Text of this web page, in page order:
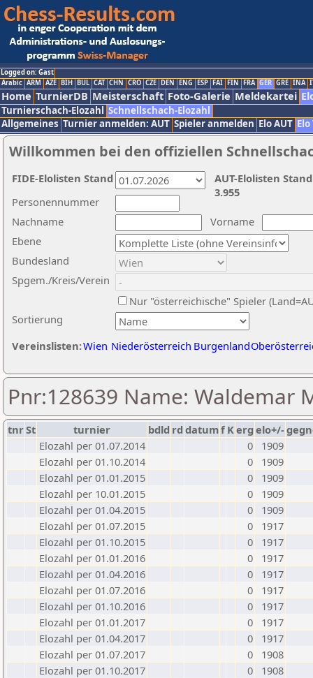
Logged on: Gast
Arabic ARM AZE BIH BUL CAT CHN CRO CZE DEN ENG ESP FAI FIN FRA GER GRE INA
Home TurnierDB Meisterschaft Foto-Galerie Meldekartei
Turnierschach-Elozahl Schnellschach-Elozahl
Allgemeines Turnier anmelden: AUT Spieler anmelden Elo AUT
Willkommen bei den offiziellen
Nachname
Vorname
Ebene
Sortierung
Personennummer
Bundesland
Spgem./Kreis/Verein
Nur "österreichische" Spieler
Vereinslisten:Wien Niederösterreich Burgenland
AUT-Elolisten
3.955
FIDE-Elolisten Stand
Pnr:128639 Name: Waldemar
tnrSt turnier bdld rd datumf Kerg elo+/-
Elozahl per 01.07.2014
0
1909
Elozahl per 01.10.2014
0
1909
Elozahl per 01.01.2015
0
1909
Elozahl per 10.01.2015
0
1909
Elozahl per 01.04.2015
0
1909
Elozahl per 01.07.2015
0
1917
Elozahl per 01.10.2015
0
1917
Elozahl per 01.01.2016
0
1917
Elozahl per 01.04.2016
0
1917
Elozahl per 01.07.2016
0
1917
Elozahl per 01.10.2016
0
1917
Elozahl per 01.01.2017
0
1917
Elozahl per 01.04.2017
0
1917
Elozahl per 01.07.2017
0
1908
Elozahl per 01.10.2017
0
1908